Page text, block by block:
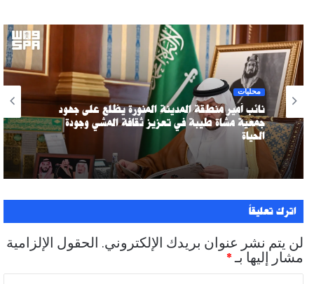
محليات
نائب أمير منطقة المدينة المنورة يطّلع على جهود
جمعية مشاة طيبة في تعزيز ثقافة المشي وجودة
الحياة
اترك تعليقاً
لن يتم نشر عنوان بريدك الإلكتروني. الحقول الإلزامية
مشار إليها بـ*